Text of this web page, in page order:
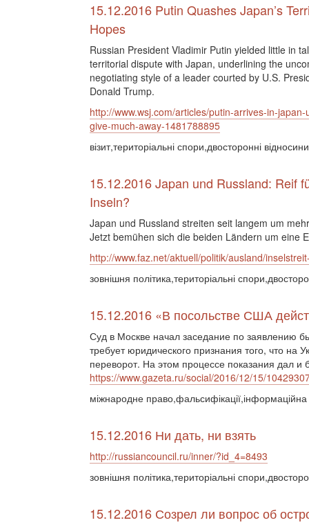
15.12.2016 Putin Quashes Japan’s
Hopes
Russian President Vladimir Putin yielded little in
territorial dispute with Japan, underlining the
negotiating style of a leader courted by U.S.
Donald Trump.
http://www.wsj.com/articles/putin-arrives-in-
give-much-away-1481788895
візит,територіальні спори,двосторонні відносини
15.12.2016 Japan und Russland: Reif
Inseln?
Japan und Russland streiten seit langem um
Jetzt bemühen sich die beiden Ländern um eine
http://www.faz.net/aktuell/politik/ausland/
зовнішня політика,територіальні
15.12.2016 «В посольстве США
Суд в Москве начал заседание по заявлению
требует юридического признания того, что
переворот. На этом процессе показания дал
https://www.gazeta.ru/social/2016/12/15/
міжнародне право,фальсифікації,інформаційна
15.12.2016 Ни дать, ни взять
http://russiancouncil.ru/inner/?id_4=8493
зовнішня політика,територіальні
15.12.2016 Созрел ли вопрос об